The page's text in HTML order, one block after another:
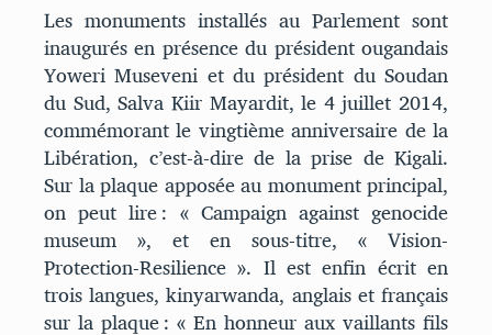
Les monuments installés au Parlement sont
inaugurés en présence du président ougandais
Yoweri Museveni et du président du Soudan
du Sud, Salva Kiir Mayardit, le 4 juillet 2014,
commémorant le vingtième anniversaire de la
Libération, c’est-à-dire de la prise de Kigali.
Sur la plaque apposée au monument principal,
on peut lire : « Campaign against genocide
museum », et en sous-titre, « Vision-
Protection-Resilience ». Il est enfin écrit en
trois langues, kinyarwanda, anglais et français
sur la plaque : « En honneur aux vaillants fils